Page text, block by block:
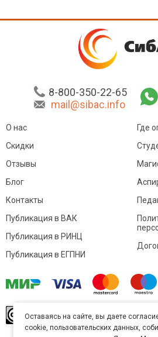
8-800-350-22-65
mail@sibac.info
О нас
Скидки
Отзывы
Блог
Контакты
Где
Публикация в ВАК
Публикация в РИНЦ
Публикация в ЕГПНИ
произведение
Commons
Оставаясь на сайте, вы даете
cookie, пользовательских данных,